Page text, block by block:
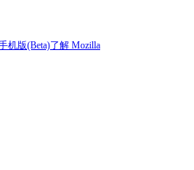
机版(Beta)了解 Mozilla